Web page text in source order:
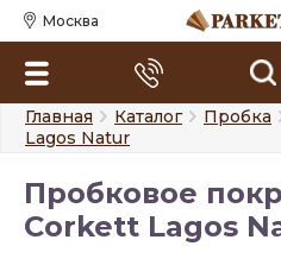
Москва
Главная Каталог Пробка
Lagos Natur
Пробковое
Corkett Lagos